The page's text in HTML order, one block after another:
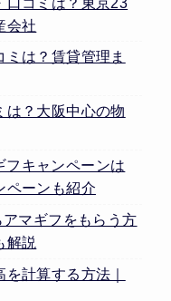
会社
は？賃貸管理ま
は？大阪中心の物
フキャンペーンは
ペーンも紹介
アマギフをもらう方
解説
計算する方法｜